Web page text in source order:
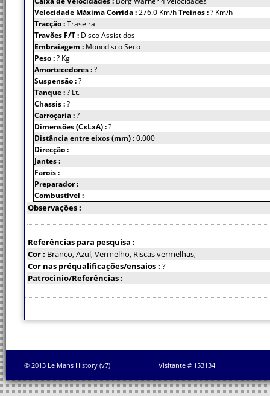
Velocidade Máxima Corrida :276.0 Km/hTreinos :? Km/h
Tracção :Traseira
Travões F/T : Disco Assistidos
Embraiagem : Monodisco Seco
Peso :? Kg
Amortecedores :?
Suspensão :?
Tanque :? Lt.
Chassis :?
Carroçaria :?
Dimensões (CxLxA) :?
Distância entre eixos (mm) :0.000
Direcção :
Jantes :
Farois :
Preparador :
Combustível :
Observações :
Referências para pesquisa :
Cor : Branco, Azul, Vermelho, Riscas vermelhas,
Cor nas préqualificações/ensaios : ?
Patrocinio/Referências :
© 2013 Le Mans History (v7) Visitante # 153134